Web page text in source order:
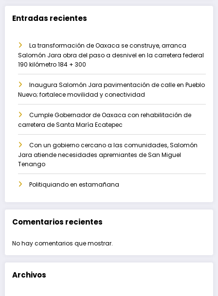
Entradas recientes
La transformación de Oaxaca se construye, arranca
Salomón Jara obra del paso a desnivel en la carretera federal
190 kilómetro 184 + 300
Inaugura Salomón Jara pavimentación de calle en Pueblo
Nuevo; fortalece movilidad y conectividad
Cumple Gobernador de Oaxaca con rehabilitación de
carretera de Santa María Ecatepec
Con un gobierno cercano a las comunidades, Salomón
Jara atiende necesidades apremiantes de San Miguel
Tenango
Politiquiando en estamañana
Comentarios recientes
No hay comentarios que mostrar.
Archivos